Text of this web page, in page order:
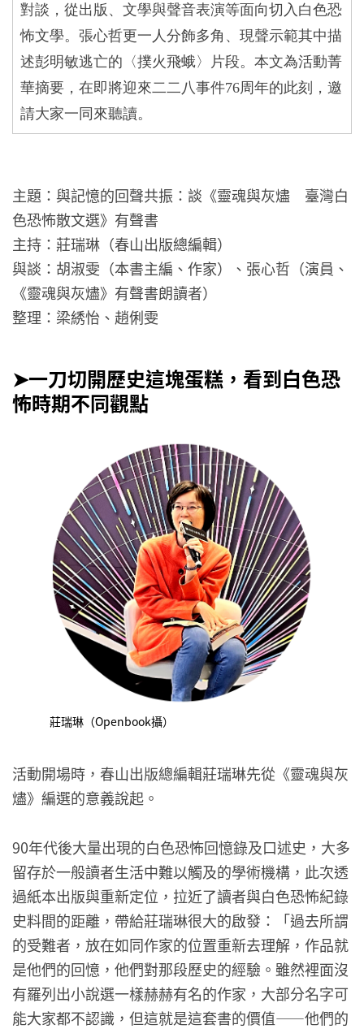
對談，從出版、文學與聲音表演等面向切入白色恐
怖文學。張心哲更一人分飾多角、現聲示範其中描
述彭明敏逃亡的〈撲火飛蛾〉片段。本文為活動菁
華摘要，在即將迎來二二八事件76周年的此刻，邀
請大家一同來聽讀。
主題：與記憶的回聲共振：談《靈魂與灰燼 臺灣白
色恐怖散文選》有聲書
主持：莊瑞琳（春山出版總編輯）
與談：胡淑雯（本書主編、作家）、張心哲（演員、
《靈魂與灰燼》有聲書朗讀者）
整理：梁綉怡、趙俐雯
➤一刀切開歷史這塊蛋糕，看到白色恐
怖時期不同觀點
莊瑞琳（Openbook攝）
活動開場時，春山出版總編輯莊瑞琳先從《靈魂與灰
燼》編選的意義說起。
90年代後大量出現的白色恐怖回憶錄及口述史，大多
留存於一般讀者生活中難以觸及的學術機構，此次透
過紙本出版與重新定位，拉近了讀者與白色恐怖紀錄
史料間的距離，帶給莊瑞琳很大的啟發：「過去所謂
的受難者，放在如同作家的位置重新去理解，作品就
是他們的回憶，他們對那段歷史的經驗。雖然裡面沒
有羅列出小說選一樣赫赫有名的作家，大部分名字可
能大家都不認識，但這就是這套書的價值——他們的